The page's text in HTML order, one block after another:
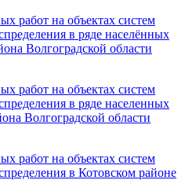
работ на объектах систем
в ряде населённых
Волгоградской области
работ на объектах систем
в ряде населенных
Волгоградской области
работ на объектах систем
в Котовском районе